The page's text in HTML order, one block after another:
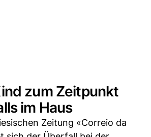
zum Zeitpunkt
im Haus
Zeitung «Correio da